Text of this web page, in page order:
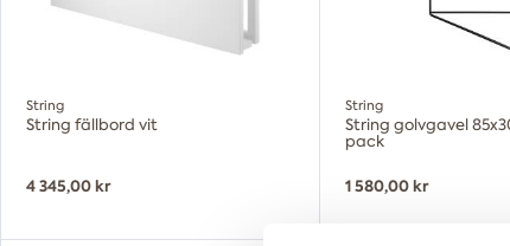
String
String fällbord vit
4 345,00 kr
String
String golvgavel
pack
1 580,00 kr